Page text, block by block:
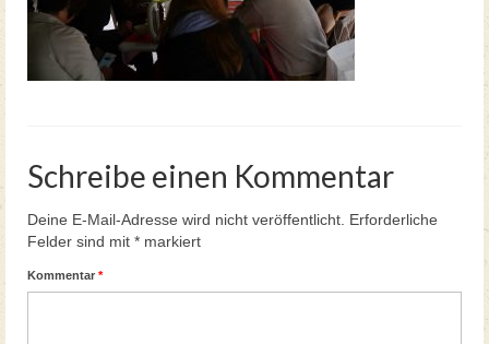
Teegartenführungen Neue Termine 2026
Schreibe einen Kommentar
Deine E-Mail-Adresse wird nicht veröffentlicht. Erforderliche
Felder sind mit * markiert
Kommentar *